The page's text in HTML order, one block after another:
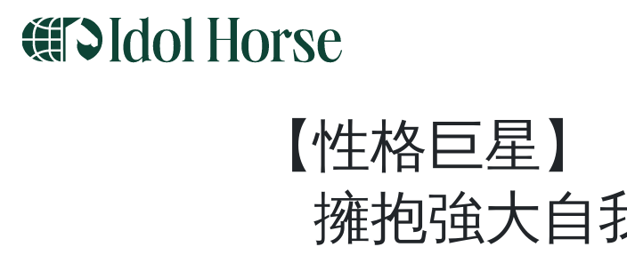
【性格巨星】
擁抱強大自